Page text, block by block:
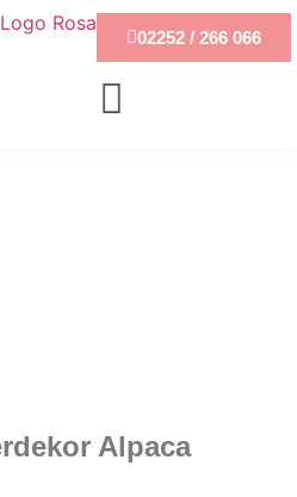
02252 / 266 066
Alpaca